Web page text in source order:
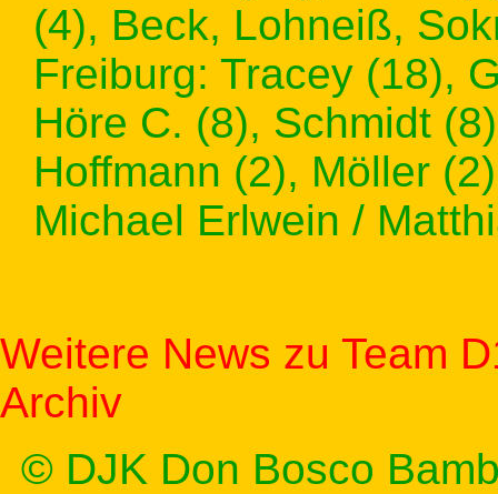
(4), Beck, Lohneiß,
Freiburg: Tracey (18),
Höre C. (8), Schmidt
Hoffmann (2), Möller
Michael Erlwein /
Weitere News zu Team
Archiv
© DJK Don Bosco